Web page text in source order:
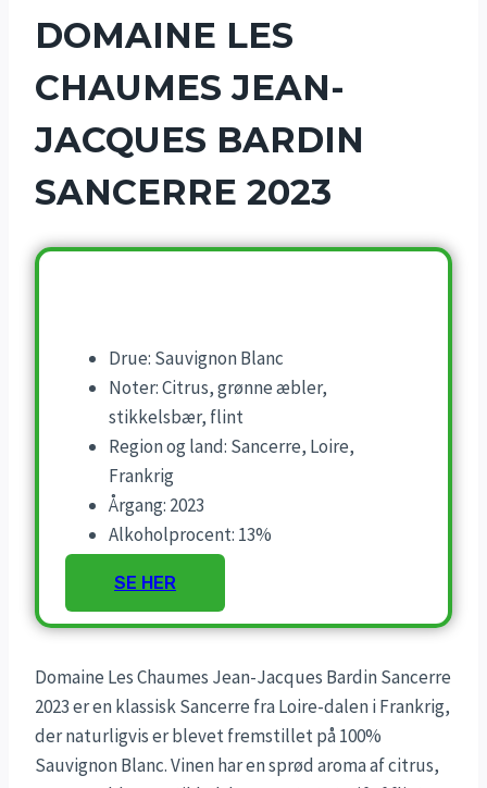
DOMAINE LES
CHAUMES JEAN-
JACQUES BARDIN
SANCERRE 2023
Drue: Sauvignon Blanc
Noter: Citrus, grønne æbler,
stikkelsbær, flint
Region og land: Sancerre, Loire,
Frankrig
Årgang: 2023
Alkoholprocent: 13%
SE HER
Domaine Les Chaumes Jean-Jacques Bardin Sancerre
2023 er en klassisk Sancerre fra Loire-dalen i Frankrig,
der naturligvis er blevet fremstillet på 100%
Sauvignon Blanc. Vinen har en sprød aroma af citrus,